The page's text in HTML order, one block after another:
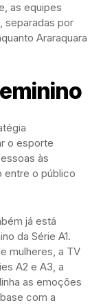
as equipes
separadas por
Araraquara
o esporte
às
entre o público
já está
da Série A1.
mulheres, a TV
A2 e A3, a
as emoções
com a